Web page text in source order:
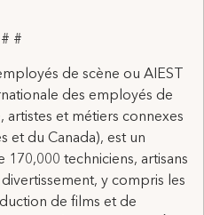
#
de scène ou AIEST
des employés de
artistes et métiers connexes
et du Canada), est un
techniciens, artisans
y compris les
de films et de